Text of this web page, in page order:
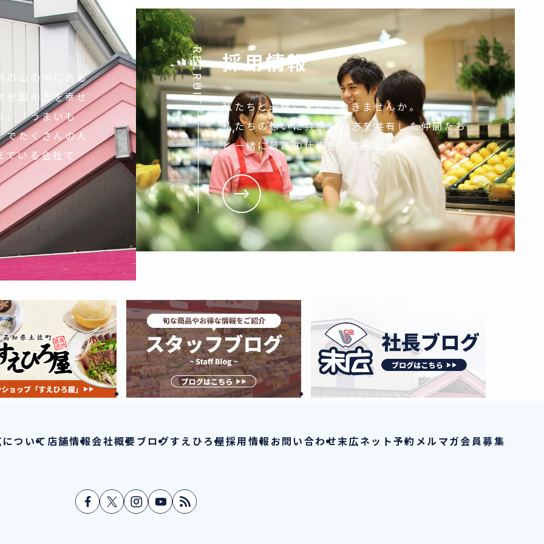
の山の中にある
全国の方を幸せ
、「うまいも
でたくさんの人
ている会社で
RECRUIT 採用情報
私たちと一緒に末広で働きませんか。
私たちの想いに共感し。志を共有した仲間たち
と一緒に最高の仕事をしてみませんか
ついて 店舗情報会社概要ブログすえひろ屋採用情報お問い合わせ末広ネット予約 メルマガ会員募集